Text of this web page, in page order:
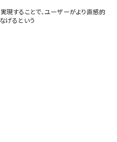
現することで、ユーザーがより直感的
げるという